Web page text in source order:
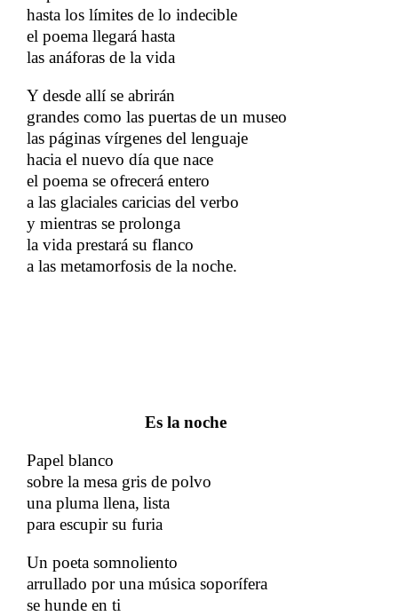
hasta los límites de lo indecible
el poema llegará hasta
las anáforas de la vida
Y desde allí se abrirán
grandes como las puertasde un museo
las páginas vírgenes del lenguaje
hacia el nuevo día que nace
el poema se ofrecerá entero
a las glaciales caricias del verbo
y mientras se prolonga
la vida prestará su flanco
a las metamorfosis de la noche.
Es la noche
Papel blanco
sobre la mesa gris de polvo
una pluma llena, lista
para escupir su furia
Un poeta somnoliento
arrullado por una música soporífera
se hunde en ti